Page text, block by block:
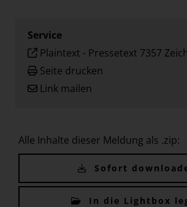
Service
Plaintext - Pressetext 7357
Seite drucken
Link mailen
Alle Inhalte dieser Meldung als .zip:
Sofort
In die Lightbox